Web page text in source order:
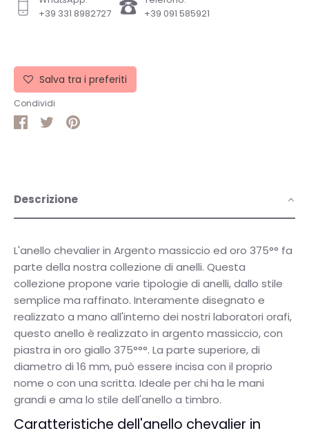
+39 331 8982727
+39 091 585921
Salva tra i preferiti
Condividi
CondividiCondividi
Pin
Descrizione
L'anello chevalier in Argento massiccio ed oro 375°° fa
parte della nostra collezione di anelli. Questa
collezione propone varie tipologie di anelli, dallo stile
semplice ma raffinato. Interamente disegnato e
realizzato a mano all'interno dei nostri laboratori orafi,
questo anello è realizzato in argento massiccio, con
piastra in oro giallo 375°°°. La parte superiore, di
diametro di 16 mm, può essere incisa con il proprio
nome o con una scritta. Ideale per chi ha le mani
grandi e ama lo stile dell'anello a timbro.
Caratteristiche dell'anello chevalier in